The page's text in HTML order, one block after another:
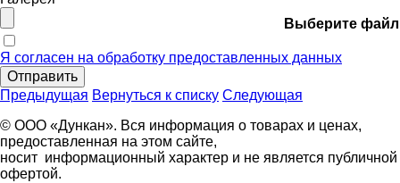
Выберите файл
Я согласен на обработку предоставленных данных
Отправить
Предыдущая Вернуться к списку Следующая
© ООО «Дункан». Вся информация о товарах и ценах,
предоставленная на этом сайте,
носит информационный характер и не является публичной
офертой.